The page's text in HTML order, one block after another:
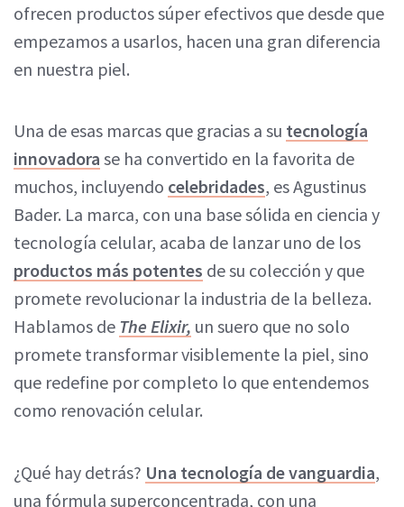
ofrecen productos súper efectivos que desde que
empezamos a usarlos, hacen una gran diferencia
en nuestra piel.
Una de esas marcas que gracias a su tecnología
innovadora se ha convertido en la favorita de
muchos, incluyendo celebridades, es Agustinus
Bader. La marca, con una base sólida en ciencia y
tecnología celular, acaba de lanzar uno de los
productos más potentes de su colección y que
promete revolucionar la industria de la belleza.
Hablamos de The Elixir, un suero que no solo
promete transformar visiblemente la piel, sino
que redefine por completo lo que entendemos
como renovación celular.
¿Qué hay detrás? Una tecnología de vanguardia,
una fórmula superconcentrada, con una